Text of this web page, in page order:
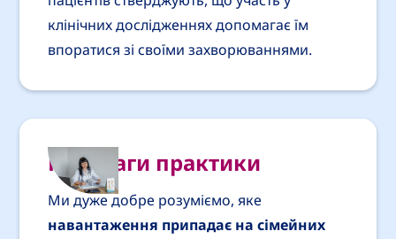
клінічних дослідженнях допомагає їм
впоратися зі своїми захворюваннями.
Переваги практики
Ми дуже добре розуміємо, яке
навантаження припадає на сімейних